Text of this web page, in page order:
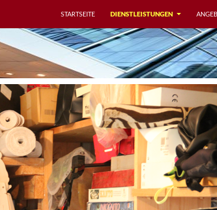
STARTSEITE
DIENSTLEISTUNGEN